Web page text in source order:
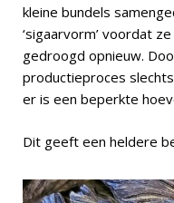
kleine bundels
‘sigaarvorm’ voordat
gedroogd opnieuw.
productieproces
er is een beperkte
Dit geeft een heldere